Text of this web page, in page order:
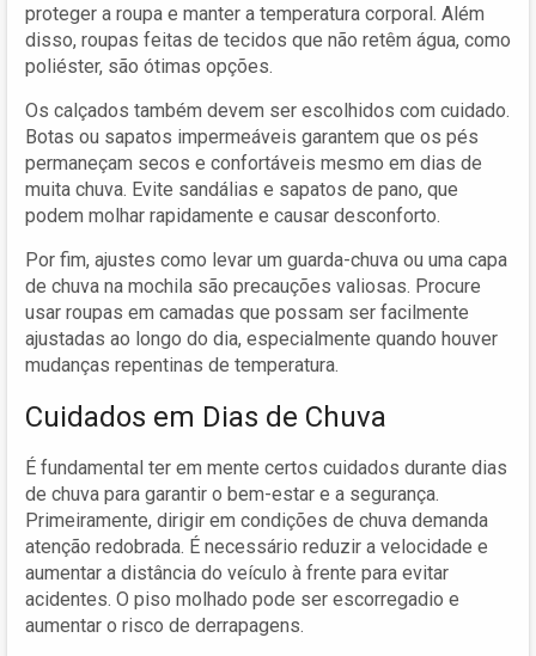
proteger a roupa e manter a temperatura corporal. Além
disso, roupas feitas de tecidos que não retêm água, como
poliéster, são ótimas opções.
Os calçados também devem ser escolhidos com cuidado.
Botas ou sapatos impermeáveis garantem que os pés
permaneçam secos e confortáveis mesmo em dias de
muita chuva. Evite sandálias e sapatos de pano, que
podem molhar rapidamente e causar desconforto.
Por fim, ajustes como levar um guarda-chuva ou uma capa
de chuva na mochila são precauções valiosas. Procure
usar roupas em camadas que possam ser facilmente
ajustadas ao longo do dia, especialmente quando houver
mudanças repentinas de temperatura.
Cuidados em Dias de Chuva
É fundamental ter em mente certos cuidados durante dias
de chuva para garantir o bem-estar e a segurança.
Primeiramente, dirigir em condições de chuva demanda
atenção redobrada. É necessário reduzir a velocidade e
aumentar a distância do veículo à frente para evitar
acidentes. O piso molhado pode ser escorregadio e
aumentar o risco de derrapagens.